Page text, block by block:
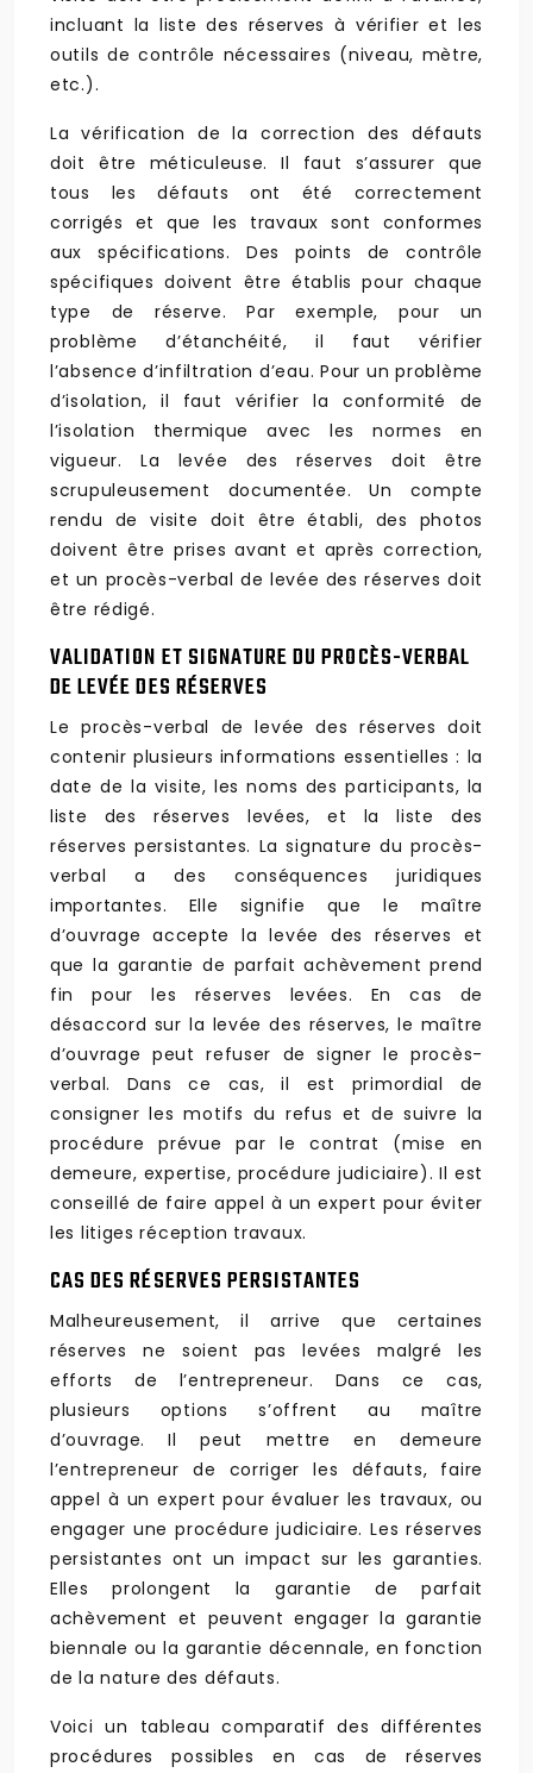
incluant la liste des réserves à vérifier et les
outils de contrôle nécessaires (niveau, mètre,
etc.).
La vérification de la correction des défauts
doit être méticuleuse. Il faut s’assurer que
tous les défauts ont été correctement
corrigés et que les travaux sont conformes
aux spécifications. Des points de contrôle
spécifiques doivent être établis pour chaque
type de réserve. Par exemple, pour un
problème d’étanchéité, il faut vérifier
l’absence d’infiltration d’eau. Pour un problème
d’isolation, il faut vérifier la conformité de
l’isolation thermique avec les normes en
vigueur. La levée des réserves doit être
scrupuleusement documentée. Un compte
rendu de visite doit être établi, des photos
doivent être prises avant et après correction,
et un procès-verbal de levée des réserves doit
être rédigé.
VALIDATION ET SIGNATURE DU PROCÈS-VERBAL
DE LEVÉE DES RÉSERVES
Le procès-verbal de levée des réserves doit
contenir plusieurs informations essentielles : la
date de la visite, les noms des participants, la
liste des réserves levées, et la liste des
réserves persistantes. La signature du procès-
verbal a des conséquences juridiques
importantes. Elle signifie que le maître
d’ouvrage accepte la levée des réserves et
que la garantie de parfait achèvement prend
fin pour les réserves levées. En cas de
désaccord sur la levée des réserves, le maître
d’ouvrage peut refuser de signer le procès-
verbal. Dans ce cas, il est primordial de
consigner les motifs du refus et de suivre la
procédure prévue par le contrat (mise en
demeure, expertise, procédure judiciaire). Il est
conseillé de faire appel à un expert pour éviter
les litiges réception travaux.
CAS DES RÉSERVES PERSISTANTES
Malheureusement, il arrive que certaines
réserves ne soient pas levées malgré les
efforts de l’entrepreneur. Dans ce cas,
plusieurs options s’offrent au maître
d’ouvrage. Il peut mettre en demeure
l’entrepreneur de corriger les défauts, faire
appel à un expert pour évaluer les travaux, ou
engager une procédure judiciaire. Les réserves
persistantes ont un impact sur les garanties.
Elles prolongent la garantie de parfait
achèvement et peuvent engager la garantie
biennale ou la garantie décennale, en fonction
de la nature des défauts.
Voici un tableau comparatif des différentes
procédures possibles en cas de réserves